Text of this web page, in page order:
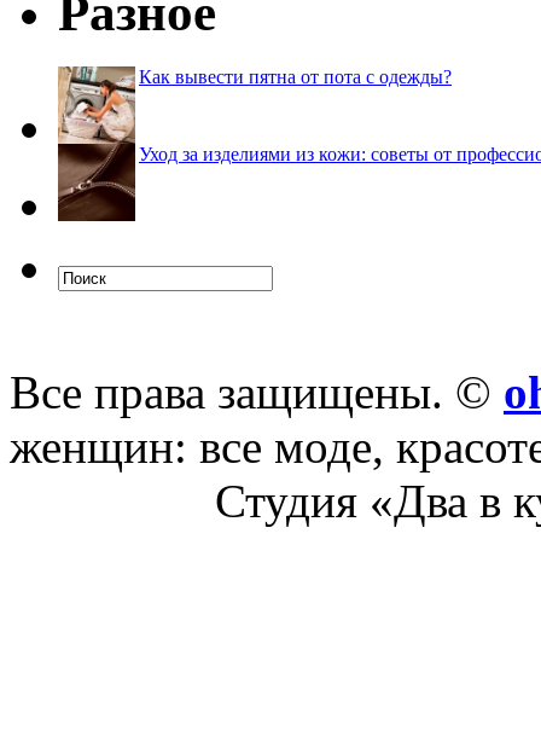
Разное
Как вывести пятна от пота с одежды?
Уход за изделиями из кожи: советы от
Все права защищены. ©
женщин: все моде,
Студия «Два в